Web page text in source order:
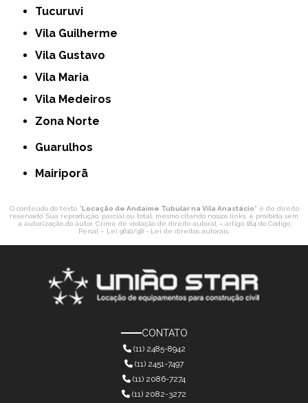
Tucuruvi
Vila Guilherme
Vila Gustavo
Vila Maria
Vila Medeiros
Zona Norte
Guarulhos
Mairiporã
O conteúdo do texto "Locação de Andaime Tubular na Vila Anastácio" é de direito
reservado. Sua reprodução, parcial ou total, mesmo citando nossos links, é proibida sem
a autorização do autor. Crime de violação de direito autoral – artigo 184 do Código
Penal – Lei 9610/98 - Lei de direitos autorais
CONTATO
(11) 2485-8942
(11) 2451-7497
(11) 2086-7274
(11) 2082-3272